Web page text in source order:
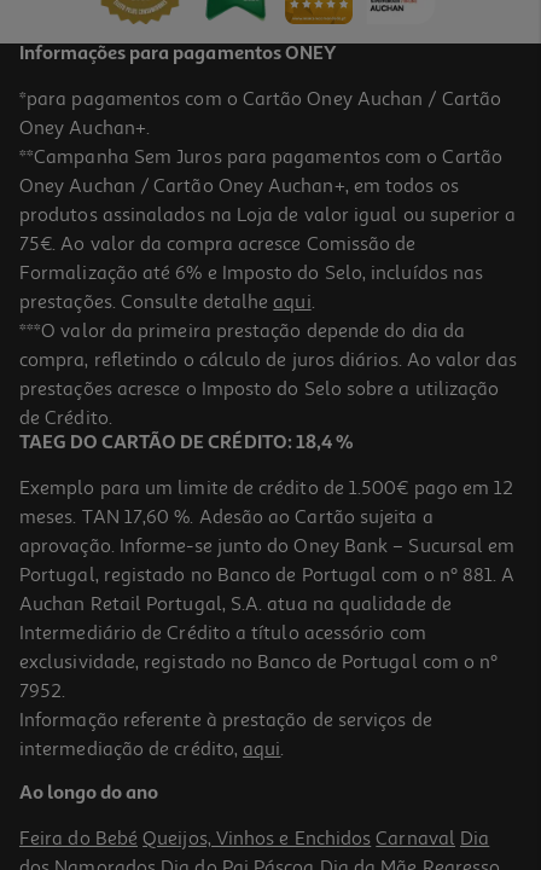
-45%
3.0
Conjunto De 4 Esferográficas Auchan Cores Sortidas
0.99 €/un
Price reduced from
1,79 €to
0,99 €
Promoção
Esferográfica Cristal Fine Bic Azul 4 Unidades
2.29 €/un
2,29 €
Informações para pagamentos ONEY
*para pagamentos com o Cartão Oney Auchan / Cartão
Oney Auchan+.
**Campanha Sem Juros para pagamentos com o Cartão
Oney Auchan / Cartão Oney Auchan+, em todos os
produtos assinalados na Loja de valor igual ou superior a
75€. Ao valor da compra acresce Comissão de
Formalização até 6% e Imposto do Selo, incluídos nas
prestações. Consulte detalhe aqui.
***O valor da primeira prestação depende do dia da
compra, refletindo o cálculo de juros diários. Ao valor das
prestações acresce o Imposto do Selo sobre a utilização
de Crédito.
TAEG DO CARTÃO DE CRÉDITO: 18,4 %
Exemplo para um limite de crédito de 1.500€ pago em 12
meses. TAN 17,60 %. Adesão ao Cartão sujeita a
aprovação. Informe-se junto do Oney Bank – Sucursal em
Portugal, registado no Banco de Portugal com o nº 881. A
Auchan Retail Portugal, S.A. atua na qualidade de
Intermediário de Crédito a título acessório com
exclusividade, registado no Banco de Portugal com o nº
7952.
Informação referente à prestação de serviços de
intermediação de crédito, aqui.
Ao longo do ano
Feira do Bebé Queijos, Vinhos e Enchidos Carnaval Dia